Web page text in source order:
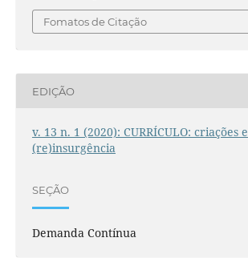
Fomatos de Citação
EDIÇÃO
v. 13 n. 1 (2020): CURRÍCULO: criações e
(re)insurgência
SEÇÃO
Demanda Contínua